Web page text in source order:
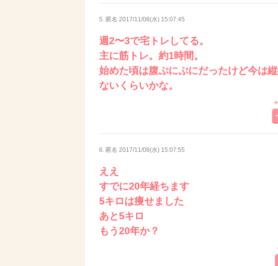
5. 匿名 2017/11/08(水) 15:07:45
週2〜3で宅トレしてる。
主に筋トレ。約1時間。
始めた頃は腹ぷにぷにだったけど今は
ないくらいかな。
6. 匿名 2017/11/08(水) 15:07:55
ええ
すでに20年経ちます
5キロは痩せました
あと5キロ
もう20年か？